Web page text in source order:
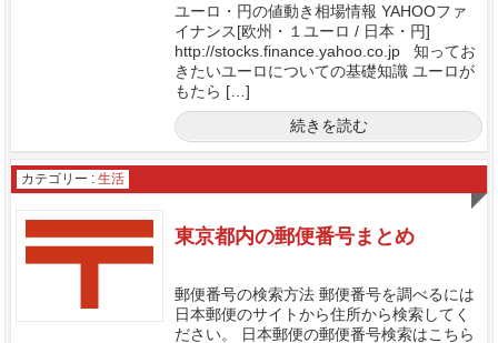
ユーロ・円の値動き相場情報 YAHOOファ
イナンス[欧州・１ユーロ / 日本・円]
http://stocks.finance.yahoo.co.jp 知ってお
きたいユーロについての基礎知識 ユーロが
もたら […]
続きを読む
カテゴリー : 生活
東京都内の郵便番号まとめ
郵便番号の検索方法 郵便番号を調べるには
日本郵便のサイトから住所から検索してく
ださい。 日本郵便の郵便番号検索はこちら